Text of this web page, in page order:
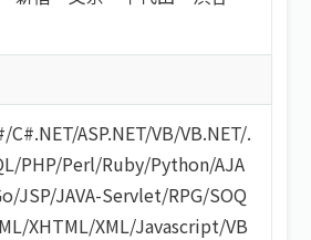
C#.NET/ASP.NET/VB/VB.NET/.
/PHP/Perl/Ruby/Python/AJA
/JSP/JAVA-Servlet/RPG/SOQ
XHTML/XML/Javascript/VB